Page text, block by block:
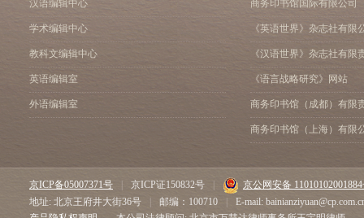
汉语编辑中心
学术编辑中心
教科文编辑中心
英语编辑室
外语编辑室
商务印书馆国际有限公司
《英语世界》杂志社有限
《汉语世界》杂志社有限
《语言战略研究》网站
商务印书馆（成都）有限
商务印书馆（上海）有限
京ICP备05007371号 京ICP证150832号
京公网安备
地址: 北京王府井大街36号
邮编：100710
E-mail: